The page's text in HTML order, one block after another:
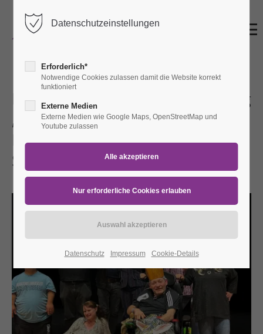
Finissage zur Sonderausstellung
„mittendrin. Zwischen
Behinderung und
Selbstbestimmung“
So 21.09.202510:00–17:00 Uhr
Datenschutzeinstellungen
Erforderlich*
Notwendige Cookies zulassen damit die Website korrekt
funktioniert
Externe Medien
Externe Medien wie Google Maps, OpenStreetMap und
Youtube zulassen
Datenschutz Impressum Cookie-Details